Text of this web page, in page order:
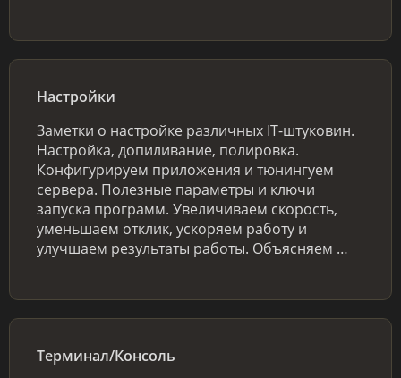
Настройки
Заметки о настройке различных IT-штуковин.
Настройка, допиливание, полировка.
Конфигурируем приложения и тюнингуем
сервера. Полезные параметры и ключи
запуска программ. Увеличиваем скорость,
уменьшаем отклик, ускоряем работу и
улучшаем результаты работы. Объясняем …
Терминал/Консоль